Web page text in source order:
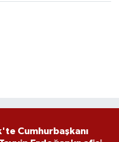
Cumhurbaşkanı